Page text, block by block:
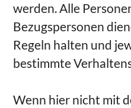
werden. Alle
Bezugspersonen
Regeln halten und
bestimmte
Wenn hier nicht mit